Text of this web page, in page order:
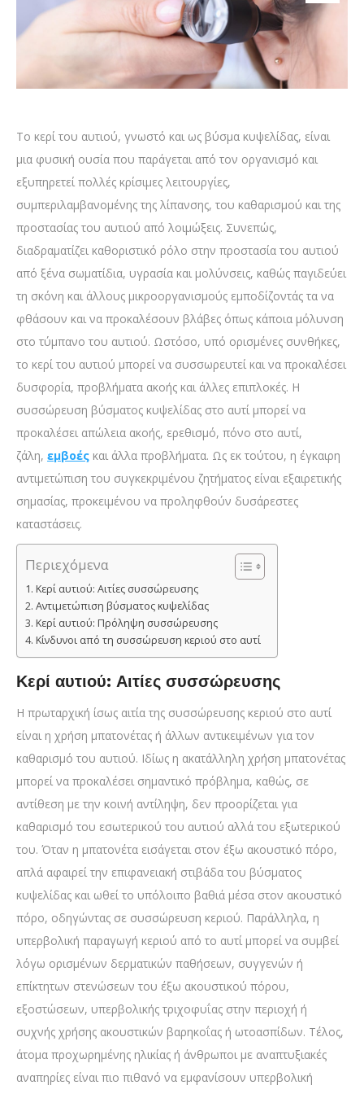
Το κερί του αυτιού, γνωστό και ως βύσμα κυψελίδας, είναι
μια φυσική ουσία που παράγεται από τον οργανισμό και
εξυπηρετεί πολλές κρίσιμες λειτουργίες,
συμπεριλαμβανομένης της λίπανσης, του καθαρισμού και της
προστασίας του αυτιού από λοιμώξεις. Συνεπώς,
διαδραματίζει καθοριστικό ρόλο στην προστασία του αυτιού
από ξένα σωματίδια, υγρασία και μολύνσεις, καθώς παγιδεύει
τη σκόνη και άλλους μικροοργανισμούς εμποδίζοντάς τα να
φθάσουν και να προκαλέσουν βλάβες όπως κάποια μόλυνση
στο τύμπανο του αυτιού. Ωστόσο, υπό ορισμένες συνθήκες,
το κερί του αυτιού μπορεί να συσσωρευτεί και να προκαλέσει
δυσφορία, προβλήματα ακοής και άλλες επιπλοκές. Η
συσσώρευση βύσματος κυψελίδας στο αυτί μπορεί να
προκαλέσει απώλεια ακοής, ερεθισμό, πόνο στο αυτί,
ζάλη, εμβοές και άλλα προβλήματα. Ως εκ τούτου, η έγκαιρη
αντιμετώπιση του συγκεκριμένου ζητήματος είναι εξαιρετικής
σημασίας, προκειμένου να προληφθούν δυσάρεστες
καταστάσεις.
Περιεχόμενα
Κερί αυτιού: Αιτίες συσσώρευσης
Αντιμετώπιση βύσματος κυψελίδας
Κερί αυτιού: Πρόληψη συσσώρευσης
Κίνδυνοι από τη συσσώρευση κεριού στο αυτί
Κερί αυτιού: Αιτίες συσσώρευσης
Η πρωταρχική ίσως αιτία της συσσώρευσης κεριού στο αυτί
είναι η χρήση μπατονέτας ή άλλων αντικειμένων για τον
καθαρισμό του αυτιού. Ιδίως η ακατάλληλη χρήση μπατονέτας
μπορεί να προκαλέσει σημαντικό πρόβλημα, καθώς, σε
αντίθεση με την κοινή αντίληψη, δεν προορίζεται για
καθαρισμό του εσωτερικού του αυτιού αλλά του εξωτερικού
του. Όταν η μπατονέτα εισάγεται στον έξω ακουστικό πόρο,
απλά αφαιρεί την επιφανειακή στιβάδα του βύσματος
κυψελίδας και ωθεί το υπόλοιπο βαθιά μέσα στον ακουστικό
πόρο, οδηγώντας σε συσσώρευση κεριού. Παράλληλα, η
υπερβολική παραγωγή κεριού από το αυτί μπορεί να συμβεί
λόγω ορισμένων δερματικών παθήσεων, συγγενών ή
επίκτητων στενώσεων του έξω ακουστικού πόρου,
εξοστώσεων, υπερβολικής τριχοφυΐας στην περιοχή ή
συχνής χρήσης ακουστικών βαρηκοΐας ή ωτοασπίδων. Τέλος,
άτομα προχωρημένης ηλικίας ή άνθρωποι με αναπτυξιακές
αναπηρίες είναι πιο πιθανό να εμφανίσουν υπερβολική